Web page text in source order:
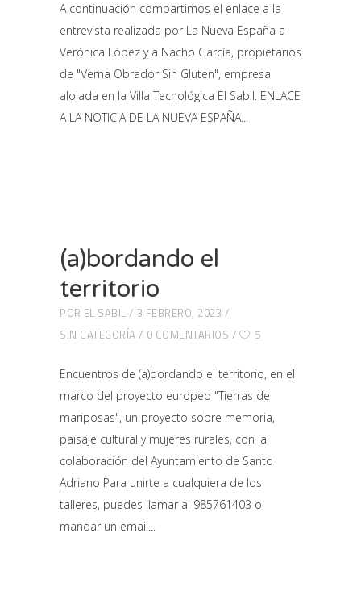
A continuación compartimos el enlace a la
entrevista realizada por La Nueva España a
Verónica López y a Nacho García, propietarios
de "Verna Obrador Sin Gluten", empresa
alojada en la Villa Tecnológica El Sabil. ENLACE
A LA NOTICIA DE LA NUEVA ESPAÑA
(a)bordando el
territorio
POR EL SABIL
3 FEBRERO, 2023
SIN CATEGORÍA
0 COMENTARIOS 5
Encuentros de (a)bordando el territorio, en el
marco del proyecto europeo "Tierras de
mariposas", un proyecto sobre memoria,
paisaje cultural y mujeres rurales, con la
colaboración del Ayuntamiento de Santo
Adriano Para unirte a cualquiera de los
talleres, puedes llamar al 985761403 o
mandar un email